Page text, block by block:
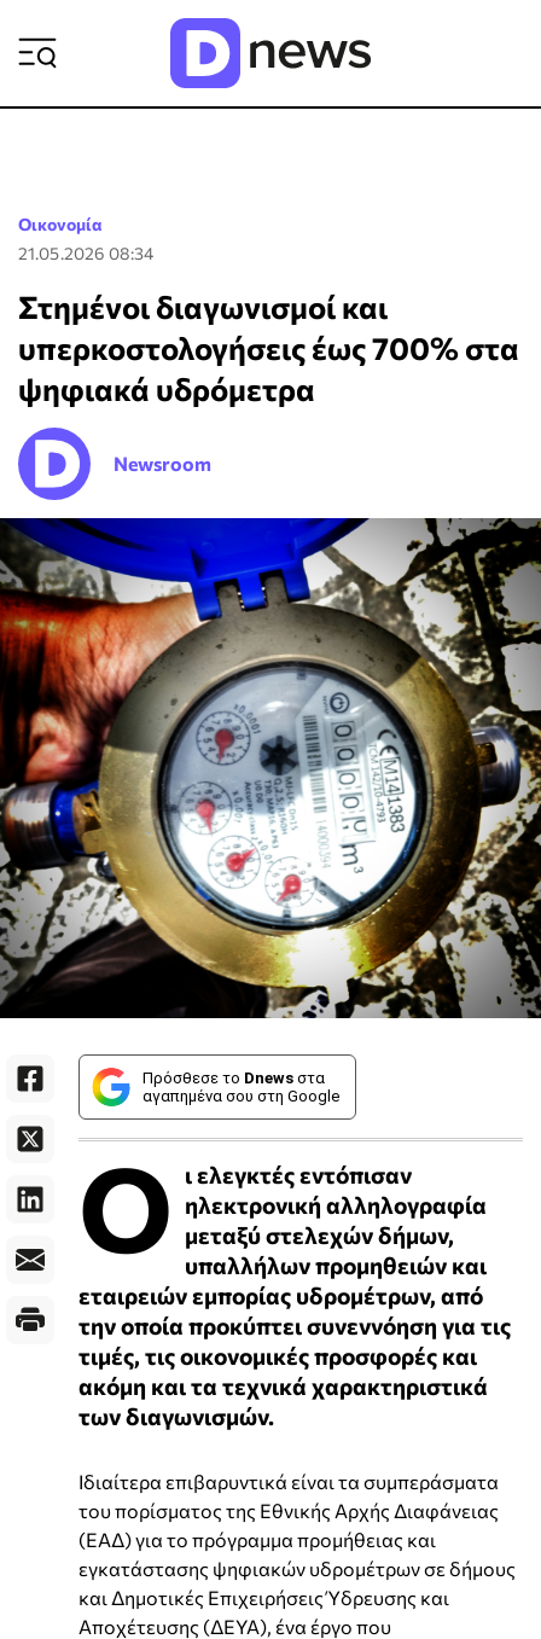
Οικονομία
21.05.2026 08:34
Στημένοι διαγωνισμοί και
υπερκοστολογήσεις έως 700% στα
ψηφιακά υδρόμετρα
Newsroom
Πρόσθεσε το Dnews στα
αγαπημένα σου στη Google
Ο ι ελεγκτές εντόπισαν
ηλεκτρονική αλληλογραφία
μεταξύ στελεχών δήμων,
υπαλλήλων προμηθειών και
εταιρειών εμπορίας υδρομέτρων, από
την οποία προκύπτει συνεννόηση για τις
τιμές, τις οικονομικές προσφορές και
ακόμη και τα τεχνικά χαρακτηριστικά
των διαγωνισμών.
Ιδιαίτερα επιβαρυντικά είναι τα συμπεράσματα
του πορίσματος της Εθνικής Αρχής Διαφάνειας
(ΕΑΔ) για το πρόγραμμα προμήθειας και
εγκατάστασης ψηφιακών υδρομέτρων σε δήμους
και Δημοτικές Επιχειρήσεις Ύδρευσης και
Αποχέτευσης (ΔΕΥΑ), ένα έργο που